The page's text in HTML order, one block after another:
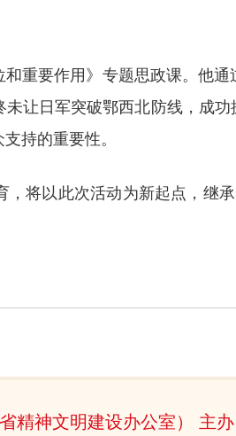
重要作用》专题思政课。他通
让日军突破鄂西北防线，成
持的重要性。
将以此次活动为新起点，继
精神文明建设办公室） 主办